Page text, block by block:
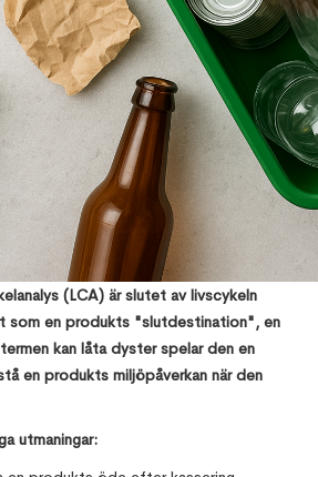
(LCA) är slutet av livscykeln
som en produkts "slutdestination", en
kan låta dyster spelar den en
en produkts miljöpåverkan när den
utmaningar: